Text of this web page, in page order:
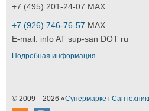
+7 (495) 201-24-07 MAX
+7 (926) 746-76-57 MAX
E-mail: info AT sup-san DOT ru
Подробная информация
© 2009—2026 «Супермаркет